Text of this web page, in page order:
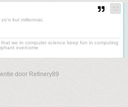
zo'n kut millennial.
we in computer science keep fun in computing
overcome
door Refinery89